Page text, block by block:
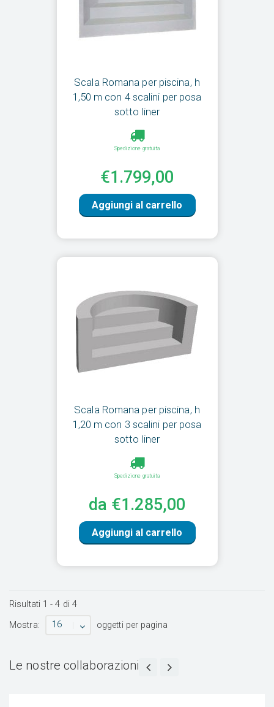
Scala Romana per piscina, h
1,50 m con 4 scalini per posa
sotto liner
Spedizione gratuita
€1.799,00
Aggiungi al carrello
Scala Romana per piscina, h
1,20 m con 3 scalini per posa
sotto liner
Spedizione gratuita
da €1.285,00
Aggiungi al carrello
Risultati 1 -4 di 4
Mostra:
16 oggetti per pagina
Le nostre collaborazioni